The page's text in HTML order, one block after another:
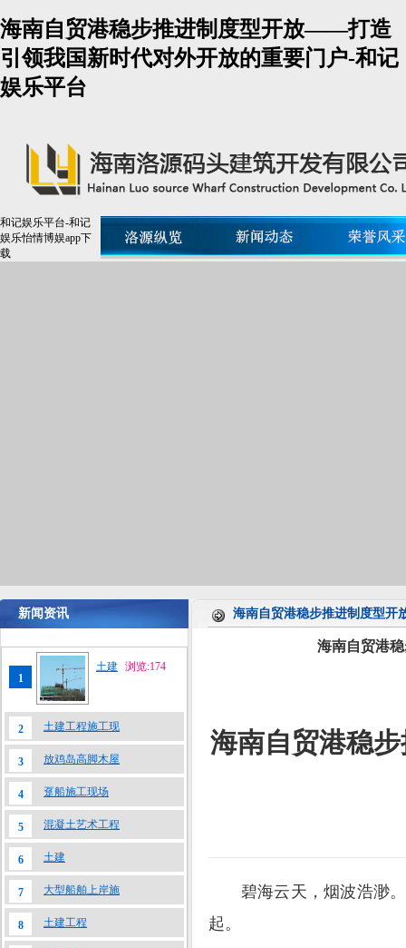
海南自贸港稳步推进制度型开放——打造
引领我国新时代对外开放的重要门户-和记
娱乐平台
和记娱乐平台-和记
娱乐怡情博娱app下
载
新闻资讯 海南自贸港稳步推进制度型
1
土建 浏览:174
2 土建工程施工现
3 放鸡岛高脚木屋
4 趸船施工现场
5 混凝土艺术工程
6 土建
7 大型船舶上岸施
8 土建工程
海南自贸港
海南自贸港稳
碧海云天，烟波浩渺
起。